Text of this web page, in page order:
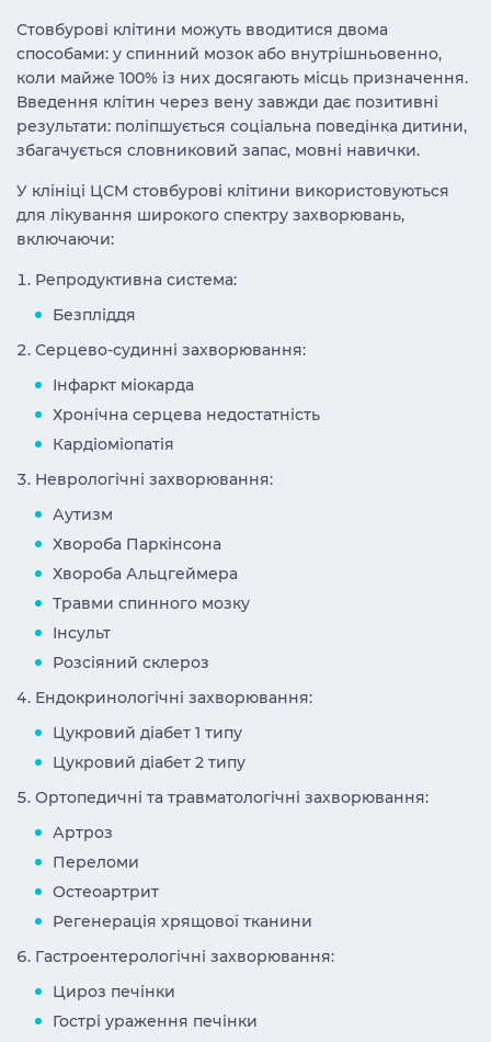
Стовбурові клітини можуть вводитися двома
способами: у спинний мозок або внутрішньовенно,
коли майже 100% із них досягають місць призначення.
Введення клітин через вену завжди дає позитивні
результати: поліпшується соціальна поведінка дитини,
збагачується словниковий запас, мовні навички.
У клініці ЦСМ стовбурові клітини використовуються
для лікування широкого спектру захворювань,
включаючи:
Репродуктивна система:
Безпліддя
Серцево-судинні захворювання:
Інфаркт міокарда
Хронічна серцева недостатність
Кардіоміопатія
Неврологічні захворювання:
Аутизм
Хвороба Паркінсона
Хвороба Альцгеймера
Травми спинного мозку
Інсульт
Розсіяний склероз
Ендокринологічні захворювання:
Цукровий діабет 1 типу
Цукровий діабет 2 типу
Ортопедичні та травматологічні захворювання:
Артроз
Переломи
Остеоартрит
Регенерація хрящової тканини
Гастроентерологічні захворювання:
Цироз печінки
Гострі ураження печінки